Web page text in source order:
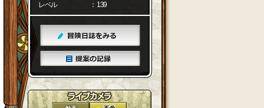
レベル
： 139